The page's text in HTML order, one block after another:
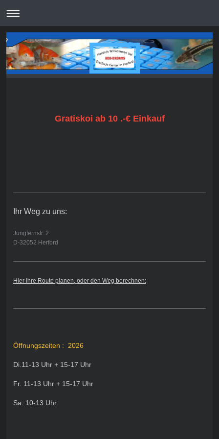
Gratiskoi ab 10 .-€ Einkauf
Ihr Weg zu uns:
Jungfernstr. 2
D-32052 Herford
Hier Ihre Route planen, oder den Weg berechnen:
Öffnungszeiten : 2026
Di.11-13 Uhr + 15-17 Uhr
Fr. 11-13 Uhr + 15-17 Uhr
Sa. 10-13 Uhr